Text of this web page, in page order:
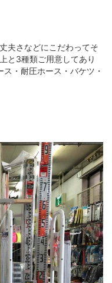
夫さなどにこだわってそ
と3種類ご用意してあり
・耐圧ホース・バケツ・